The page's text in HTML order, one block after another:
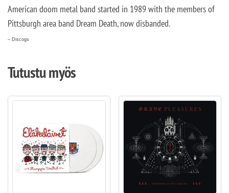
American doom metal band started in 1989 with the members of
Pittsburgh area band Dream Death, now disbanded.
– Discogs
Tutustu myös